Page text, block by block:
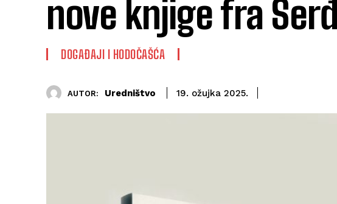
nove knjige fra
DOGAĐAJI I HODOČAŠĆA
AUTOR: Uredništvo 19. ožujka 2025.